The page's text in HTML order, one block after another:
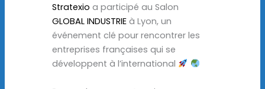
Stratexio a participé au Salon
GLOBAL INDUSTRIEà Lyon, un
événement clé pour rencontrer les
entreprises françaises qui se
développent à l’international